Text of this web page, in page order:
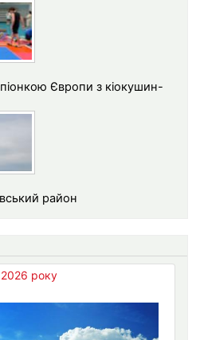
Європи з кіокушин-
район
року